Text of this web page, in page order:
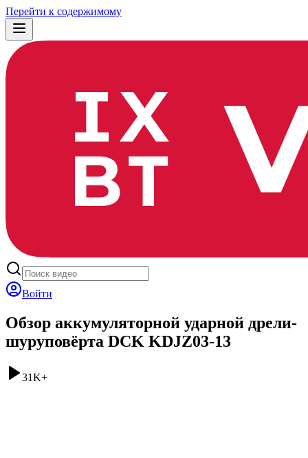
Перейти к содержимому
Войти
Обзор аккумуляторной ударной дрели-
шуруповёрта DCK KDJZ03-13
31K+